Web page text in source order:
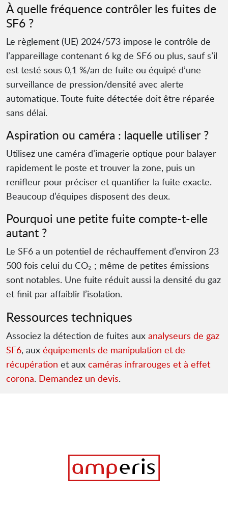
À quelle fréquence contrôler les fuites de
SF6 ?
Le règlement (UE) 2024/573 impose le contrôle de
l’appareillage contenant 6 kg de SF6 ou plus, sauf s’il
est testé sous 0,1 %/an de fuite ou équipé d’une
surveillance de pression/densité avec alerte
automatique. Toute fuite détectée doit être réparée
sans délai.
Aspiration ou caméra : laquelle utiliser ?
Utilisez une caméra d’imagerie optique pour balayer
rapidement le poste et trouver la zone, puis un
renifleur pour préciser et quantifier la fuite exacte.
Beaucoup d’équipes disposent des deux.
Pourquoi une petite fuite compte-t-elle
autant ?
Le SF6 a un potentiel de réchauffement d’environ 23
500 fois celui du CO₂ ; même de petites émissions
sont notables. Une fuite réduit aussi la densité du gaz
et finit par affaiblir l’isolation.
Ressources techniques
Associez la détection de fuites aux analyseurs de gaz
SF6, aux équipements de manipulation et de
récupération et aux caméras infrarouges et à effet
corona. Demandez un devis.